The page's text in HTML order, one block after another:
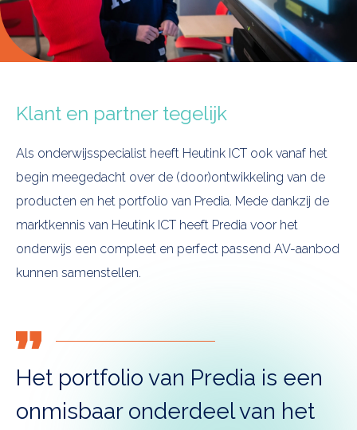
Klant en partner tegelijk
Als onderwijsspecialist heeft Heutink ICT ook vanaf het
begin meegedacht over de (door)ontwikkeling van de
producten en het portfolio van Predia. Mede dankzij de
marktkennis van Heutink ICT heeft Predia voor het
onderwijs een compleet en perfect passend AV-aanbod
kunnen samenstellen.
Het portfolio van Predia is een
onmisbaar onderdeel van het